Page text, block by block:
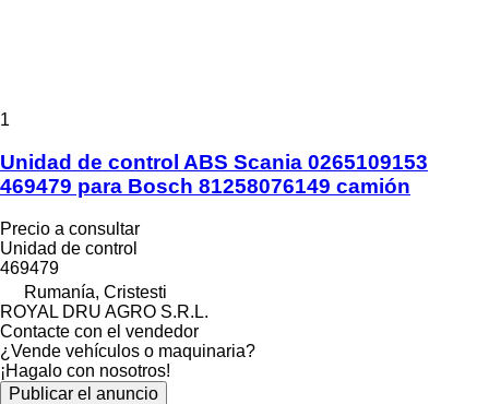
1
Unidad de control ABS Scania 0265109153
469479 para Bosch 81258076149 camión
Precio a consultar
Unidad de control
469479
Rumanía, Cristesti
ROYAL DRU AGRO S.R.L.
Contacte con el vendedor
¿Vende vehículos o maquinaria?
¡Hagalo con nosotros!
Publicar el anuncio